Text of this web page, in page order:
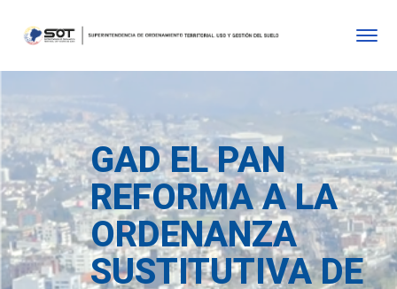
GAD EL PAN
REFORMA A LA
ORDENANZA
SUSTITUTIVA DE